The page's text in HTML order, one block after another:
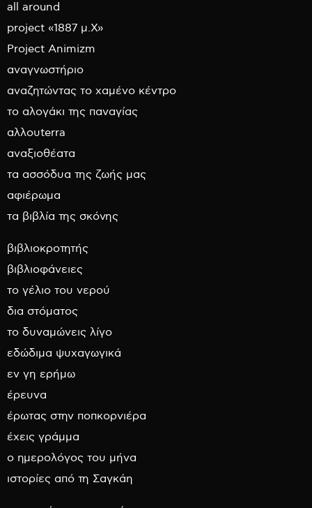
all around
project «1887 μ.Χ»
Project Animizm
αναγνωστήριο
αναζητώντας το χαμένο κέντρο
το αλογάκι της παναγίας
αλλουterra
αναξιοθέατα
τα ασσόδυα της ζωής μας
αφιέρωμα
τα βιβλία της σκόνης
βιβλιοκροτητής
βιβλιοφάνειες
το γέλιο του νερού
δια στόματος
το δυναμώνεις λίγο
εδώδιμα ψυχαγωγικά
εν γη ερήμω
έρευνα
έρωτας στην ποπκορνιέρα
έχεις γράμμα
ο ημερολόγος του μήνα
ιστορίες από τη Σαγκάη